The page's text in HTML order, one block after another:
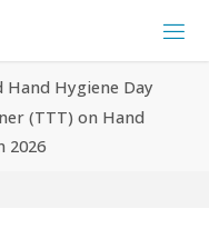
Hand Hygiene Day
(TTT) on Hand
2026